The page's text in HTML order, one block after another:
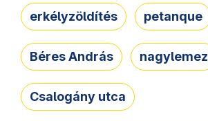
erkélyzöldítés petanque
Béres András nagylemez
Csalogány utca